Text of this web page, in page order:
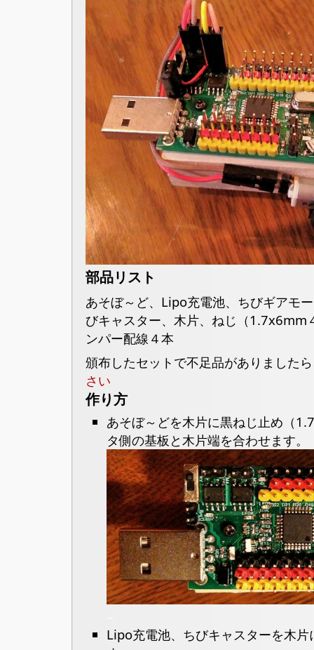
部品リスト
あそぼ～ど、Lipo充電池、ちびギアモ
びキャスター、木片、ねじ（1.7x6mm
ンパー配線４本
頒布したセットで不足品がありました
さい
作り方
あそぼ～どを木片に黒ねじ止め（
タ側の基板と木片端を合わせます。
Lipo充電池、ちびキャスターを木